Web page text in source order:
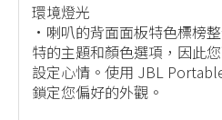
環境燈光
•喇叭的背面面板特色標榜
特的主題和顏色選項，因此
設定心情。使用 JBL
鎖定您偏好的外觀。